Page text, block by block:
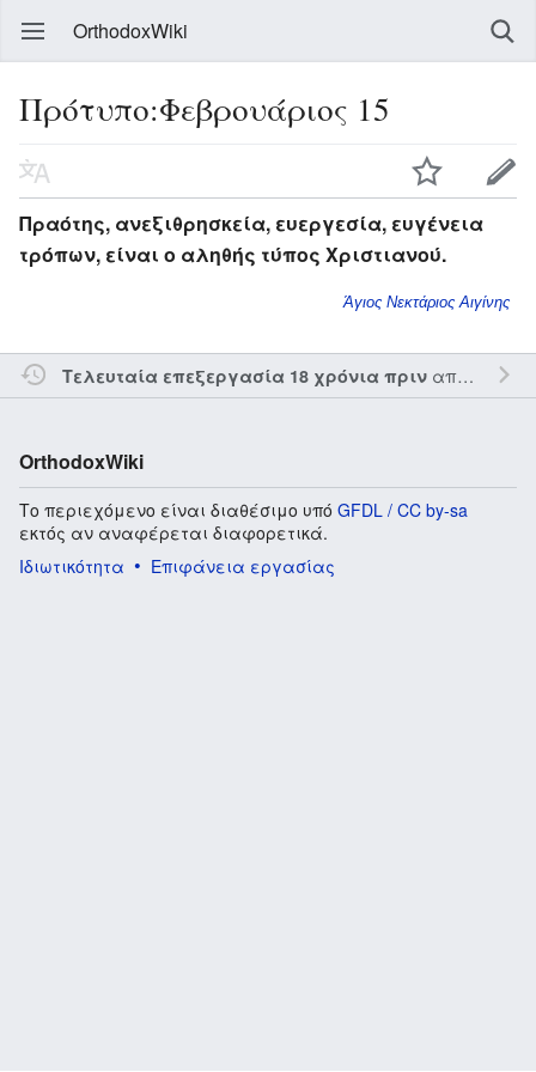
OrthodoxWiki
Πρότυπο:Φεβρουάριος 15
Πραότης, ανεξιθρησκεία, ευεργεσία, ευγένεια
τρόπων, είναι ο αληθής τύπος Χριστιανού.
Άγιος Νεκτάριος Αιγίνης
Τελευταία επεξεργασία 18 χρόνια πριναπό τον την
OrthodoxWiki
Το περιεχόμενο είναι διαθέσιμο υπό GFDL / CC by-sa
εκτός αν αναφέρεται διαφορετικά.
Ιδιωτικότητα
Επιφάνεια εργασίας